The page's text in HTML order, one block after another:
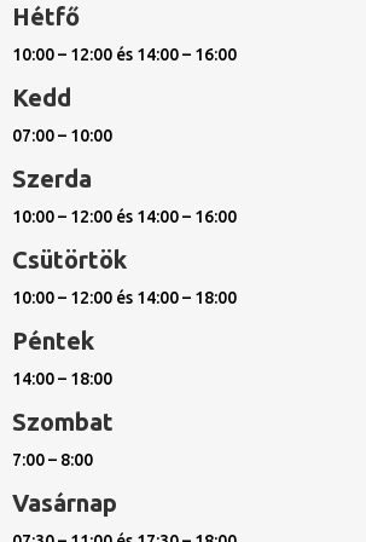
Hétfő
10:00 – 12:00 és 14:00 – 16:00
Kedd
07:00 – 10:00
Szerda
10:00 – 12:00 és 14:00 – 16:00
Csütörtök
10:00 – 12:00 és 14:00 – 18:00
Péntek
14:00 – 18:00
Szombat
7:00 – 8:00
Vasárnap